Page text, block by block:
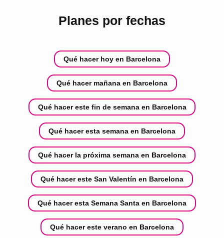
Planes por fechas
Qué hacer hoy en Barcelona
Qué hacer mañana en Barcelona
Qué hacer este fin de semana en Barcelona
Qué hacer esta semana en Barcelona
Qué hacer la próxima semana en Barcelona
Qué hacer este San Valentín en Barcelona
Qué hacer esta Semana Santa en Barcelona
Qué hacer este verano en Barcelona